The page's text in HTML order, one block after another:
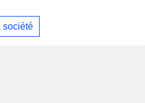
produits de boulangerie, des
de pommes de terre, des
société